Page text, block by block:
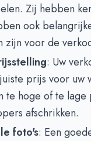
Zij hebben
ook
zijn voor de
: Uw
prijs voor uw
te hoge of te lage
afschrikken.
foto's: Een